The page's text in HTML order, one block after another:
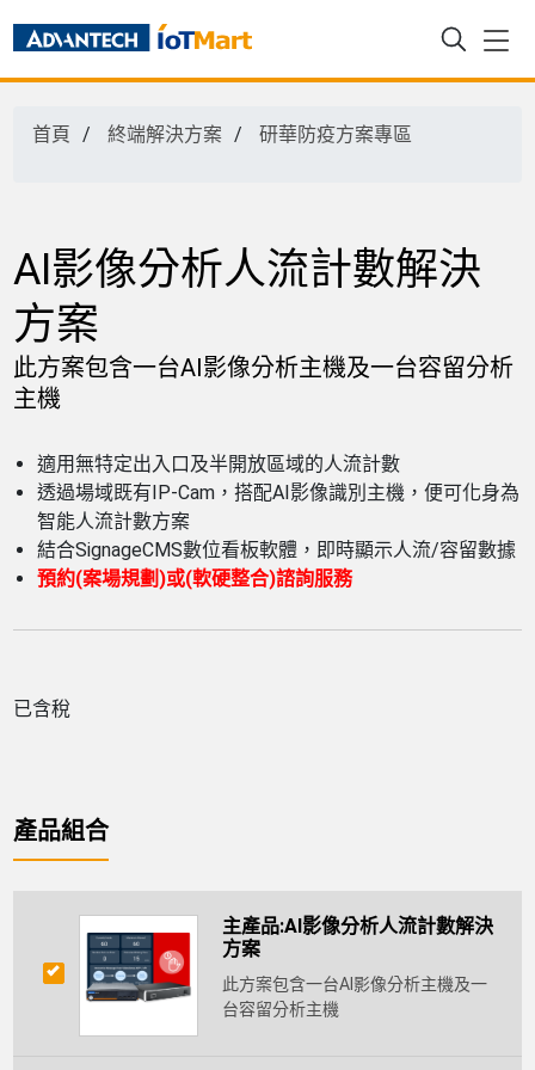
首頁 終端解決方案 研華防疫方案專區
AI影像分析人流計數解決
方案
此方案包含一台AI影像分析主機及一台容留分析
主機
適用無特定出入口及半開放區域的人流計數
透過場域既有IP-Cam，搭配AI影像識別主機，便可化身為
智能人流計數方案
結合SignageCMS數位看板軟體，即時顯示人流/容留數據
預約(案場規劃)或(軟硬整合)諮詢服務
已含稅
產品組合
主產品:AI影像分析人流計數解決
方案
此方案包含一台AI影像分析主機及一
台容留分析主機